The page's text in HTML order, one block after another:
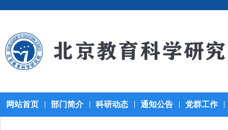
网站首页 部门简介 科研动态 通知公告 党群工作